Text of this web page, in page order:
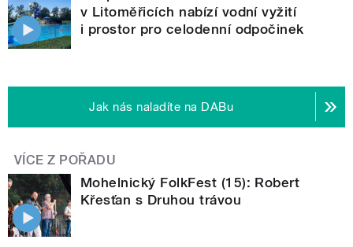
v Litoměřicích nabízí vodní vyžití
i prostor pro celodenní odpočinek
Jak nás naladíte na DABu
VÍCE Z POŘADU
Mohelnický FolkFest (15): Robert
Křesťan s Druhou trávou